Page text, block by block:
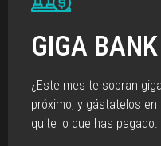
GIGA BANK
¿Este mes te sobran
próximo, y gástatelos
quite lo que has pagado.